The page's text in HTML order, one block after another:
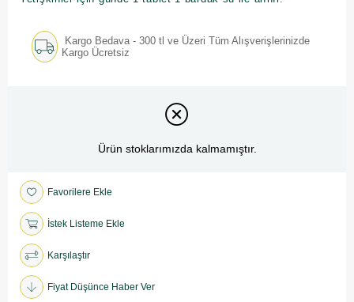
Kargo Bedava - 300 tl ve Üzeri Tüm Alışverişlerinizde
Kargo Ücretsiz
Ürün stoklarımızda kalmamıştır.
Favorilere Ekle
İstek Listeme Ekle
Karşılaştır
Fiyat Düşünce Haber Ver